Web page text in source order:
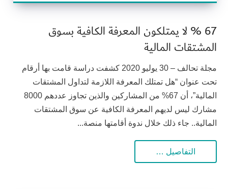
67 % لا يمتلكون المعرفة الكافية بسوق
المشتقات المالية
مجلة تحالف – 30 يوليو 2020 كشفت دراسة قامت بها أرقام
تحت عنوان “هل تمتلك المعرفة اللازمة لتداول المشتقات
المالية”، أن 67% من المشاركين والذين تجاوز عددهم 8000
مشارك ليس لديهم المعرفة الكافية عن سوق المشتقات
المالية.. جاء ذلك خلال ندوة أقامتها منصة...
التفاصيل …